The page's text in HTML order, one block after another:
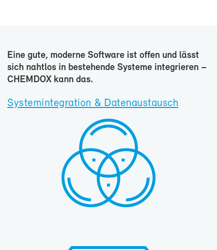
Ei­ne gu­te, mo­der­ne Soft­ware ist of­fen und lässt
sich naht­los in be­stehen­de Sys­te­me in­te­grie­ren –
CHEM­DOX kann das.
Sys­tem­in­te­gra­ti­on & Da­ten­aus­tausch